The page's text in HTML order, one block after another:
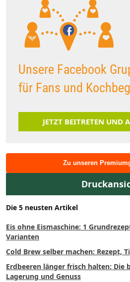
Unsere Facebook
für Fans und
JETZT BEITRETEN UND
Zu unseren
Die 5 neusten Artikel
Eis ohne Eismaschine: 1
Varianten
Cold Brew selber machen: Rezept,
Erdbeeren länger frisch halten: Die
Lagerung und Genuss